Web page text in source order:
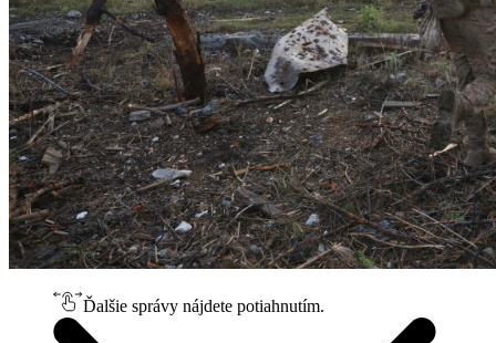
Ďalšie správy nájdete potiahnutím.